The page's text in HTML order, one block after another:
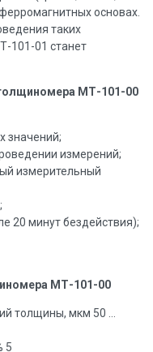
основах.
таких
101-01 станет
МТ-101-00
значений;
измерений;
измерительный
20 минут бездействия);
МТ-101-00
толщины, мкм 50 …
5